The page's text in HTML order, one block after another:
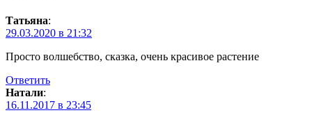
Татьяна:
29.03.2020 в 21:32
Просто волшебство, сказка, очень красивое растение
Ответить
Натали:
16.11.2017 в 23:45